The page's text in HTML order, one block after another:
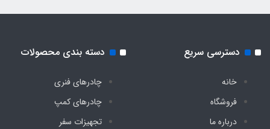
دسترسی سریع
خانه
فروشگاه
درباره ما
دسته بندی محصولات
چادرهای فنری
چادرهای کمپ
تجهیزات سفر